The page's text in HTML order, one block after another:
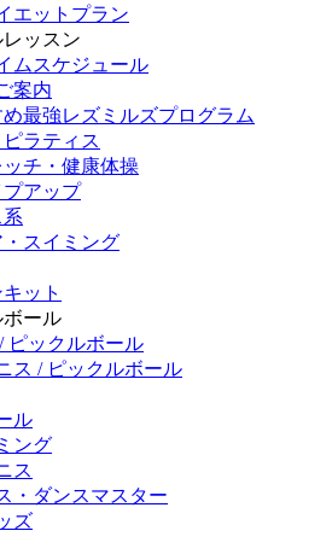
エットプラン
ッスン
ムスケジュール
案内
最強レズミルズプログラム
ラティス
ッチ・健康体操
プアップ
・スイミング
ット
ール
ピックルボール
ス / ピックルボール
ル
ング
ス
・ダンスマスター
ズ